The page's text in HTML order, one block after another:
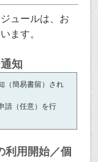
ュールは、お
ます。
知
（簡易書留）され
（任意）を行
用開始／個